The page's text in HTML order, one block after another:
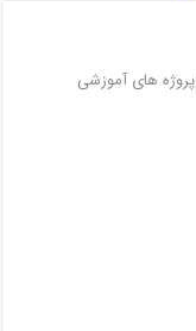
پروژه های آموزشی